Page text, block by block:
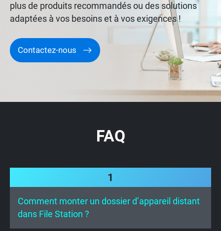
plus de produits recommandés ou des solutions
adaptées à vos besoins et à vos exigences !
Contactez-nous
FAQ
1
Comment monter un dossier d’appareil distant
dans File Station ?